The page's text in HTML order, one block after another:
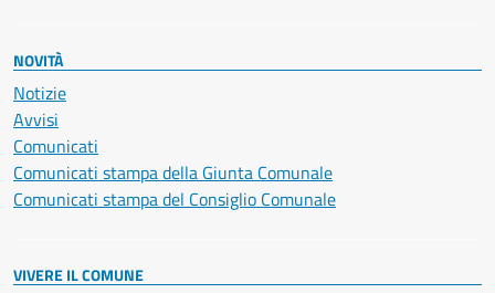
NOVITÀ
Notizie
Avvisi
Comunicati
Comunicati stampa della Giunta Comunale
Comunicati stampa del Consiglio Comunale
VIVERE IL COMUNE